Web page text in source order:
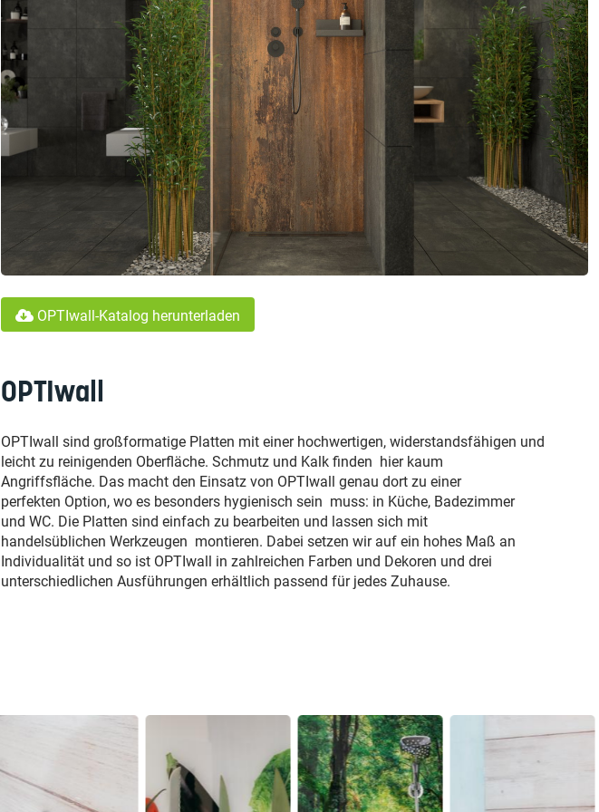
OPTIwall-Katalog herunterladen
OPTIwall
OPTIwall sind großformatige Platten mit einer hochwertigen, widerstandsfähigen und
leicht zu reinigenden Oberfläche. Schmutz und Kalk finden hier kaum
Angriffsfläche. Das macht den Einsatz von OPTIwall genau dort zu einer
perfekten Option, wo es besonders hygienisch sein muss: in Küche, Badezimmer
und WC. Die Platten sind einfach zu bearbeiten und lassen sich mit
handelsüblichen Werkzeugen montieren. Dabei setzen wir auf ein hohes Maß an
Individualität und so ist OPTIwall in zahlreichen Farben und Dekoren und drei
unterschiedlichen Ausführungen erhältlich passend für jedes Zuhause.